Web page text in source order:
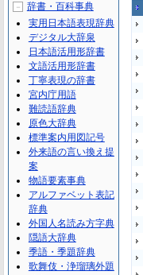
－
辞書・百科事典
実用日本語表現辞典
デジタル大辞泉
日本語活用形辞書
文語活用形辞書
丁寧表現の辞書
宮内庁用語
難読語辞典
原色大辞典
標準案内用図記号
外来語の言い換え提
案
物語要素事典
アルファベット表記
辞典
外国人名読み方字典
隠語大辞典
季語・季題辞典
歌舞伎・浄瑠璃外題